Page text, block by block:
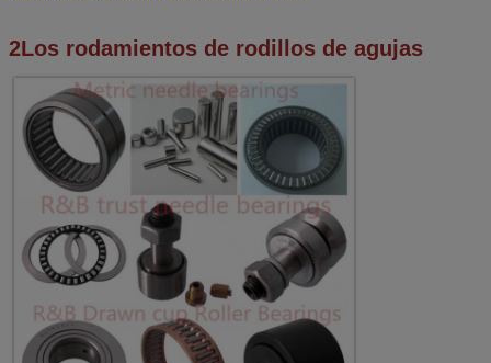
2Los rodamientos de rodillos de agujas